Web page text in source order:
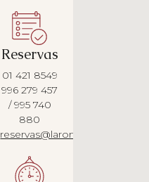
Reservas
01 421 8549
996 279 457
/ 995 740
880
reservas@laromantica.com